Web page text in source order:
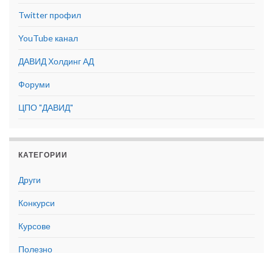
Twitter профил
YouTube канал
ДАВИД Холдинг АД
Форуми
ЦПО "ДАВИД"
КАТЕГОРИИ
Други
Конкурси
Курсове
Полезно